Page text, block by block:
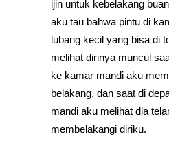
ijin untuk kebelakang
aku tau bahwa pintu di
lubang kecil yang bisa di
melihat dirinya muncul
ke kamar mandi aku
belakang, dan saat di
mandi aku melihat dia
membelakangi diriku.